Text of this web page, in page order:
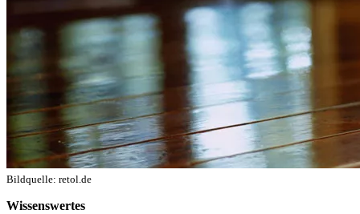
Bildquelle: retol.de
Wissenswertes